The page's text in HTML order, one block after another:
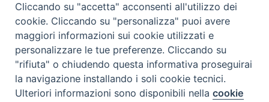
Copyright © Arcidiocesi di Brindisi – Ostuni
Preferenze Cookie
Cliccando su "accetta" acconsenti all'utilizzo dei
cookie. Cliccando su "personalizza" puoi avere
maggiori informazioni sui cookie utilizzati e
personalizzare le tue preferenze. Cliccando su
"rifiuta" o chiudendo questa informativa proseguirai
la navigazione installando i soli cookie tecnici.
Ulteriori informazioni sono disponibili nellacookie